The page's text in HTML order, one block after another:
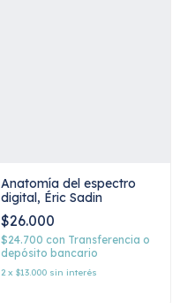
Anatomía del espectro
digital, Éric Sadin
$26.000
$24.700 con Transferencia o
depósito bancario
2 x $13.000 sin interés